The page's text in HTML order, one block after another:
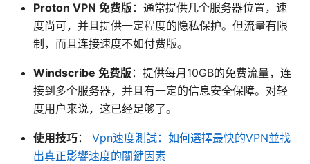
Proton VPN 免费版：通常提供几个服务器位置，速
度尚可，并且提供一定程度的隐私保护。但流量有限
制，而且连接速度不如付费版。
Windscribe 免费版：提供每月10GB的免费流量，连
接到多个服务器，并且有一定的信息安全保障。对轻
度用户来说，这已经足够了。
使用技巧： Vpn速度測試：如何選擇最快的VPN並找
出真正影響速度的關鍵因素